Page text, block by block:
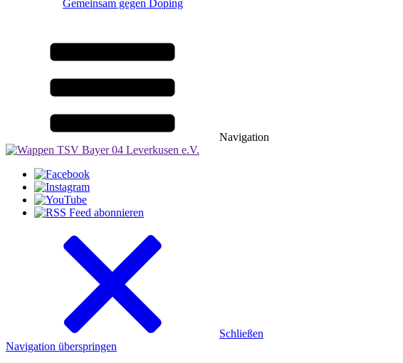
Gemeinsam gegen Doping
Navigation
Schließen
Navigation überspringen